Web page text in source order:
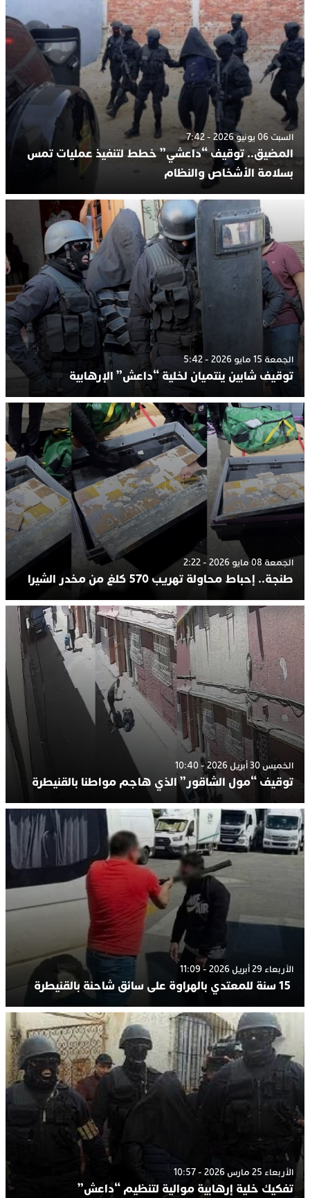
السبت 06 يونيو 2026 - 7:42
المضيق.. توقيف “داعشي” خطط لتنفيذ عمليات تمس
بسلامة الأشخاص والنظام
الجمعة 15 مايو 2026 - 5:42
توقيف شابين ينتميان لخلية “داعش” الإرهابية
الجمعة 08 مايو 2026 - 2:22
طنجة.. إحباط محاولة تهريب 570 كلغ من مخدر الشيرا
الخميس 30 أبريل 2026 - 10:40
توقيف “مول الشاقور” الذي هاجم مواطنا بالقنيطرة
الأربعاء 29 أبريل 2026 - 11:09
الأربعاء 25 مارس 2026 - 10:57
تفكيك خلية إرهابية موالية لتنظيم “داعش”